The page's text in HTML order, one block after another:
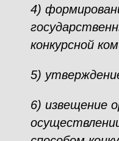
4)
конкурсной
5)
6) извещение